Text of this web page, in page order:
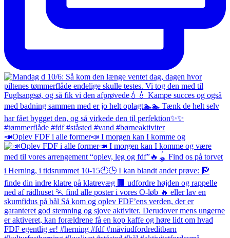
📣Oplev FDF i alle former📣 I morgen kan I komme og